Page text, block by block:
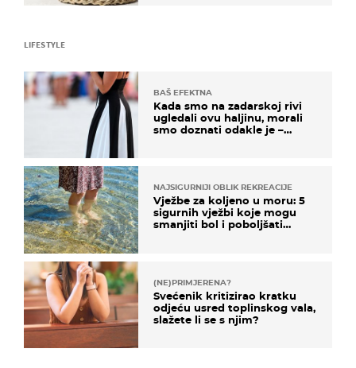
LIFESTYLE
BAŠ EFEKTNA
Kada smo na zadarskoj rivi
ugledali ovu haljinu, morali
smo doznati odakle je –
NAJSIGURNIJI OBLIK REKREACIJE
Vježbe za koljeno u moru: 5
sigurnih vježbi koje mogu
smanjiti bol i poboljšati
(NE)PRIMJERENA?
Svećenik kritizirao kratku
odjeću usred toplinskog vala,
slažete li se s njim?